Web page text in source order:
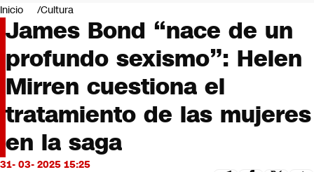
Negocios
Deportes
Programas completos
Cultura
Servicios
Bits
CNN tiempo
Futuro 360
Opinión
Inicio Cultura
James Bond “nace de un
profundo sexismo”: Helen
Mirren cuestiona el
tratamiento de las mujeres
en la saga
31- 03- 2025 15:25